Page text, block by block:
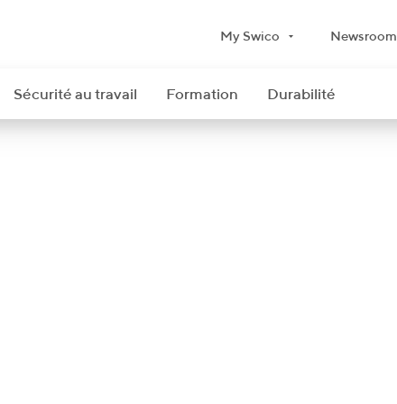
My Swico Newsroom
Sécurité au travail Formation Durabilité